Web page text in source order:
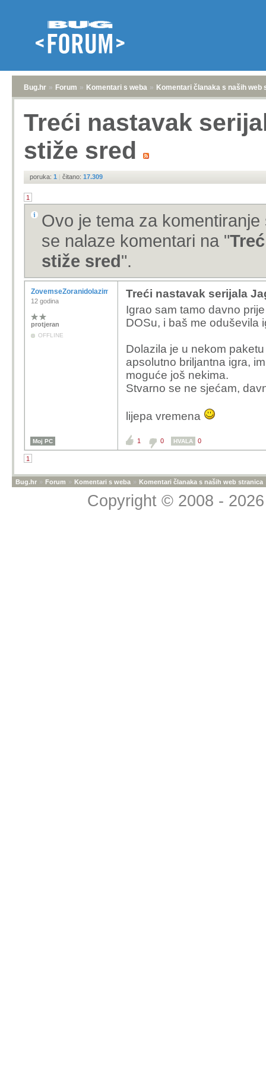
Bug.hr » Forum » Komentari s weba » Komentari članaka s naših web
Treći nastavak
stiže sred
poruka: 1 | čitano: 17.309
1
Ovo je tema za
se nalaze komentari na "
stiže sred".
ZovemseZoranidolazimizRijeke
12 godina
protjeran
OFFLINE
Treći nastavak serijala
Igrao sam tamo davno
DOSu, i baš me oduševila
Dolazila je u nekom
apsolutno briljantna igra,
moguće još nekima.
Stvarno se ne sjećam,
lijepa vremena
Moj PC 1 0 HVALA 0
1
Bug.hr » Forum » Komentari s weba » Komentari članaka s naših web stranica
Copyright © 2008 -